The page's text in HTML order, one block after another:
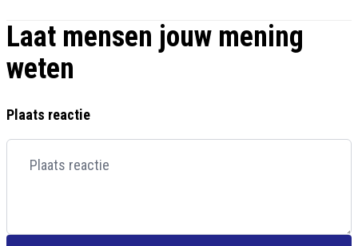
Laat mensen jouw mening
weten
Plaats reactie